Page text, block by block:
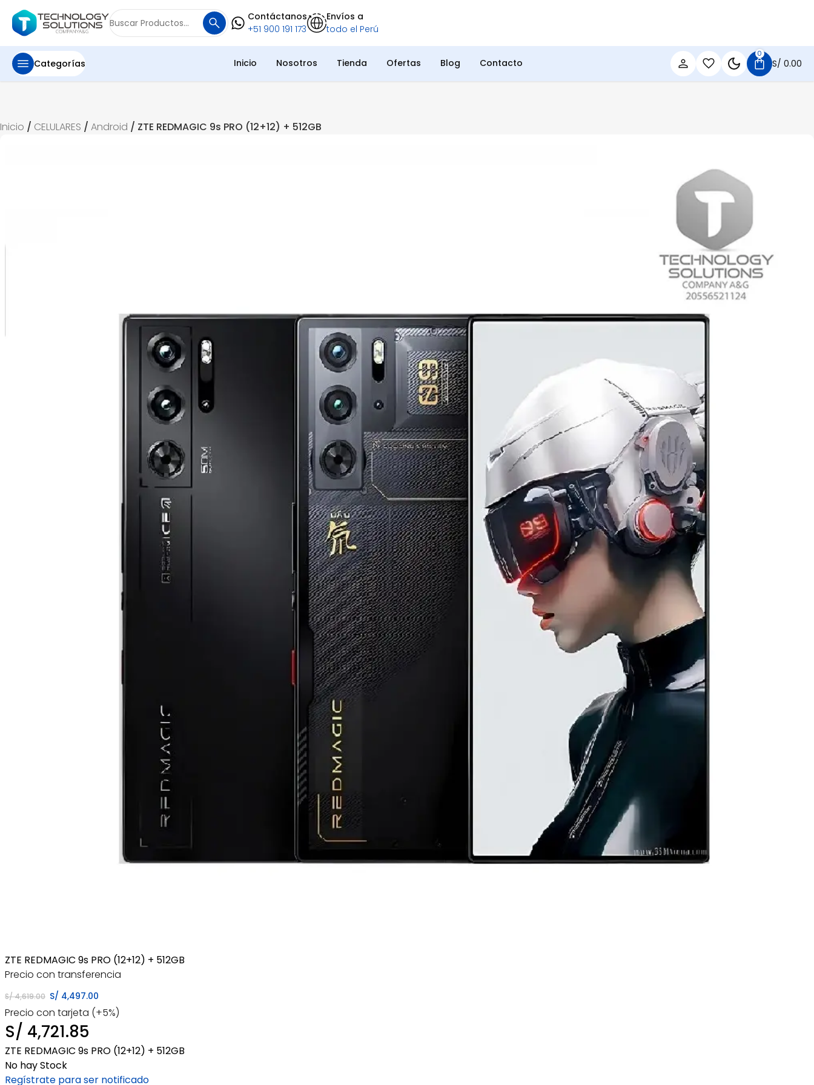
Buscar
por:
Contáctanos
+51 900 191 173
Envíos a
todo el Perú
Categorías Inicio Nosotros Tienda Ofertas Blog Contacto
0
S/ 0.00
Inicio / CELULARES / Android / ZTE REDMAGIC 9s PRO (12+12) + 512GB
ZTE REDMAGIC 9s PRO (12+12) + 512GB
¡Oferta!
Precio con transferencia
S/4,619.00 El
precio
original
era:
S/ 4,497.00
precio
actual
Precio con tarjeta (+5%)
S/ 4,721.85
ZTE REDMAGIC 9s PRO (12+12) + 512GB
No hay Stock
Regístrate para ser notificado